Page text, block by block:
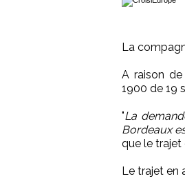
La
A raison
1900 de 19
"La
Bordeaux
que le trajet
Le trajet en